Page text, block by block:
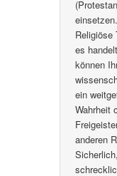
Religiöse
es
können
ein
Wahrheit
anderen